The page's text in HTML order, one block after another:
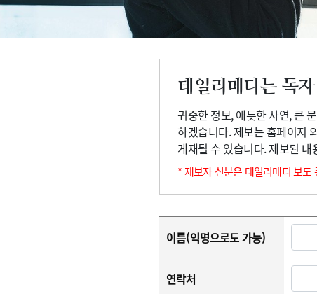
데일리메디는 독
귀중한 정보, 애틋한 사연, 큰
하겠습니다. 제보는 홈페이지
게재될 수 있습니다. 제보된
* 제보자 신분은 데일리메디 보
이름(익명으로도 가능)
연락처